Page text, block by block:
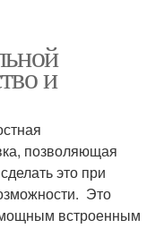
и
позволяющая
это при
Это
встроенным